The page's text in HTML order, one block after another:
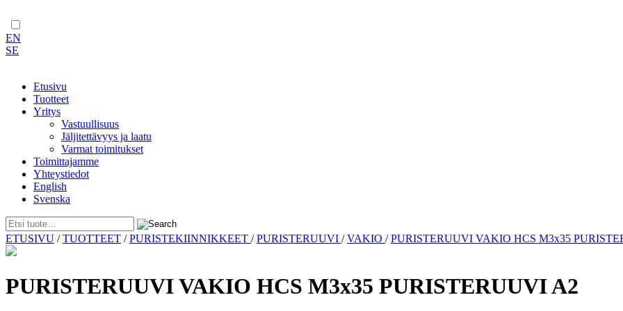
EN
SE
Etusivu
Tuotteet
Yritys
Vastuullisuus
Jäljitettävyys ja laatu
Varmat toimitukset
Toimittajamme
Yhteystiedot
English
Svenska
Skip
to
ETUSIVU /TUOTTEET /PURISTEKIINNIKKEET /PURISTERUUVI /VAKIO /PURISTERUUVI VAKIO HCS M3x35
PURISTERUUVI VAKIO HCS M3x35 PURISTERUUVI A2